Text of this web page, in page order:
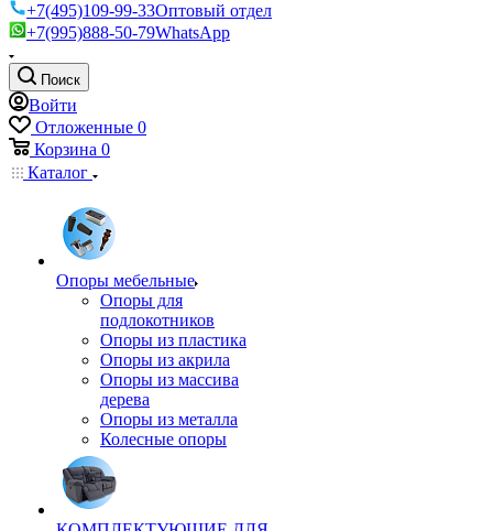
+7(495)109-99-33Оптовый отдел
+7(995)888-50-79WhatsApp
Поиск
Войти
Отложенные 0
Корзина 0
Каталог
Опоры мебельные
Опоры для
подлокотников
Опоры из пластика
Опоры из акрила
Опоры из массива
дерева
Опоры из металла
Колесные опоры